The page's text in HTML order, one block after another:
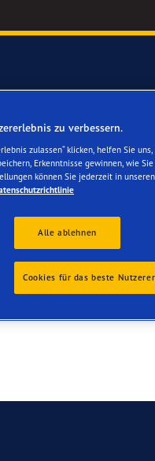
zu verbessern.
zulassen“ klicken, helfen Sie
Erkenntnisse gewinnen, wie
können Sie jederzeit in unseren
Alle ablehnen
Cookies für das beste